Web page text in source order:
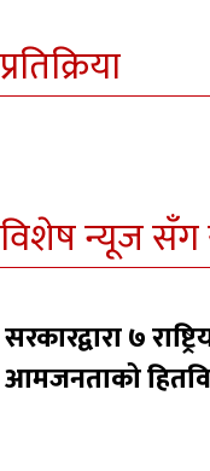
प्रतिक्रिया
विशेष न्यूज सँग
सरकारद्वारा ७
आमजनताको